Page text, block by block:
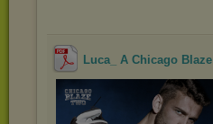
Luca_ A Chicago